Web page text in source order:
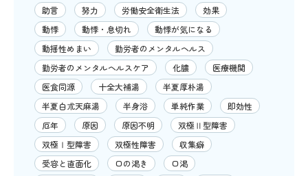
助言
努力 労働安全衛生法
効果
動悸
動悸・息切れ
動悸が気になる
動揺性めまい
勤労者のメンタルヘルス
勤労者のメンタルヘルスケア
化膿
医療機関
医食同源
十全大補湯
半夏厚朴湯
半夏白朮天麻湯
半身浴 単純作業
即効性
厄年
原因 原因不明
双極Ⅱ型障害
双極Ⅰ型障害
双極性障害
収集癖
受容と直面化
口の渇き
口渇